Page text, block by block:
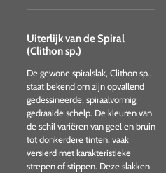
Uiterlijk van de Spiral
(Clithon sp.)
De gewone spiralslak, Clithon sp.,
staat bekend om zijn opvallend
gedessineerde, spiraalvormig
gedraaide schelp. De kleuren van
de schil variëren van geel en bruin
tot donkerdere tinten, vaak
versierd met karakteristieke
strepen of stippen. Deze slakken